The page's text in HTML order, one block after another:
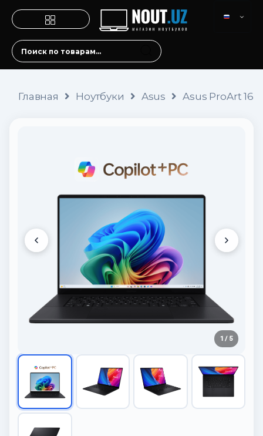
Главная Ноутбуки Asus Asus ProArt 16
1 / 5